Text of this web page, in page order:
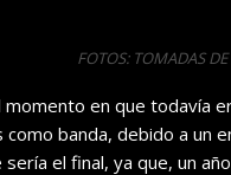
FOTOS: TOMADAS
en que todavía
banda, debido a un
el final, ya que, un